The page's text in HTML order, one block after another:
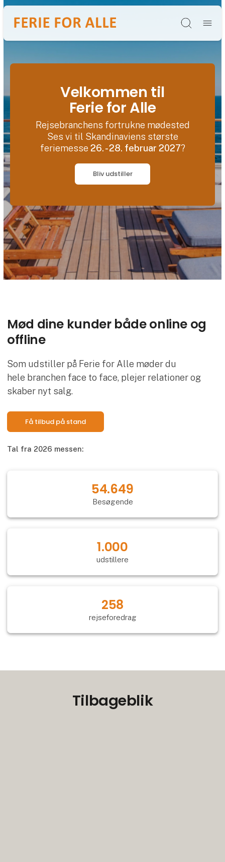
Søg
Velkommen til
Ferie for Alle
Rejsebranchens fortrukne mødested
Ses vi til Skandinaviens største
feriemesse 26. - 28. februar 2027?
Bliv udstiller
Mød dine kunder både online og
offline
Som udstiller på Ferie for Alle møder du
hele branchen face to face, plejer relationer og
skaber nyt salg.
Få tilbud på stand
Tal fra 2026 messen:
54.649
Besøgende
1.000
udstillere
258
rejseforedrag
Tilbageblik